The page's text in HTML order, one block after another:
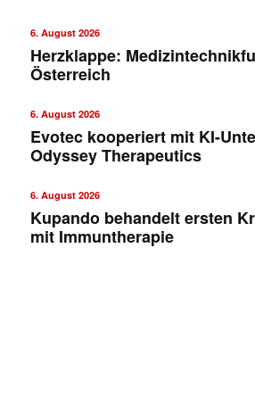
6. August 2026
Herzklappe:
Österreich
6. August 2026
Evotec kooperiert mit KI-
Odyssey Therapeutics
6. August 2026
Kupando behandelt ersten
mit Immuntherapie